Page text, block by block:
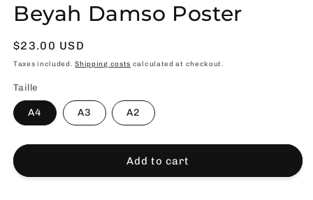
Beyah Damso Poster
Usual
price
$23.00 USD
Taxes included.Shipping costs calculated at checkout.
Taille
A4 A3 A2
Add to cart